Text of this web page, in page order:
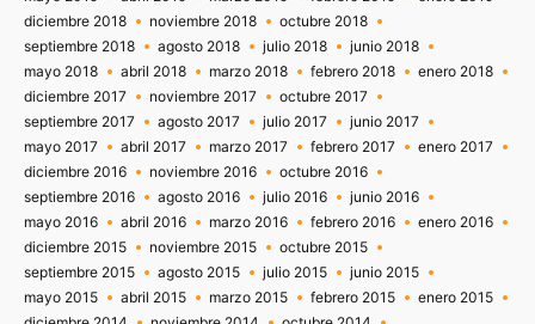
diciembre 2018
noviembre 2018
octubre 2018
septiembre 2018
agosto 2018 julio 2018
junio 2018
mayo 2018
abril 2018 marzo 2018 febrero 2018
enero 2018
diciembre 2017
noviembre 2017
octubre 2017
septiembre 2017
agosto 2017 julio 2017
junio 2017
mayo 2017
abril 2017 marzo 2017 febrero 2017
enero 2017
diciembre 2016
noviembre 2016
octubre 2016
septiembre 2016
agosto 2016 julio 2016
junio 2016
mayo 2016
abril 2016 marzo 2016 febrero 2016
enero 2016
diciembre 2015
noviembre 2015
octubre 2015
septiembre 2015
agosto 2015 julio 2015
junio 2015
mayo 2015
abril 2015 marzo 2015 febrero 2015
enero 2015